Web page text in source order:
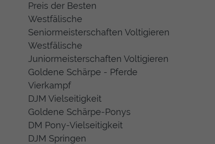
Preis der Besten
Westfälische
Seniormeisterschaften Voltigieren
Westfälische
Juniormeisterschaften Voltigieren
Goldene Schärpe - Pferde
Vierkampf
DJM Vielseitigkeit
Goldene Schärpe-Ponys
DM Pony-Vielseitigkeit
DJM Springen